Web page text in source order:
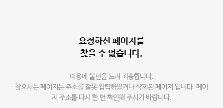
요청하신 페이지를
찾을 수 없습니다.
이용에 불편을 드려 죄송합니다.
찾으시는 페이지는 주소를 잘못 입력하였거나 삭제된 페이지 입니다. 페이
지 주소를 다시 한 번 확인해 주시기 바랍니다.